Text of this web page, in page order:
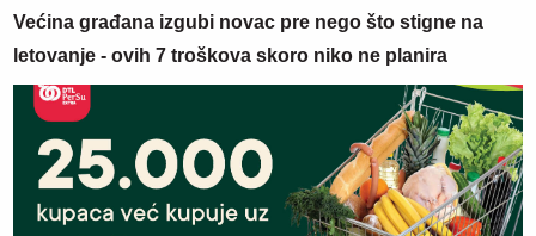
Većina građana izgubi novac pre nego što stigne na
letovanje - ovih 7 troškova skoro niko ne planira